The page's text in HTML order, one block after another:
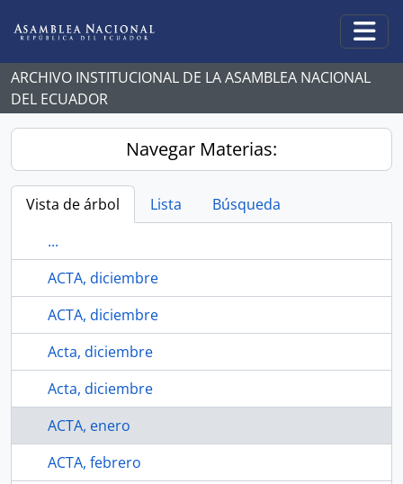
ARCHIVO INSTITUCIONAL DE LA ASAMBLEA NACIONAL
DEL ECUADOR
Navegar Materias:
Vista de árbol Lista
Búsqueda
...
ACTA, diciembre
ACTA, diciembre
Acta, diciembre
Acta, diciembre
ACTA, enero
ACTA, febrero